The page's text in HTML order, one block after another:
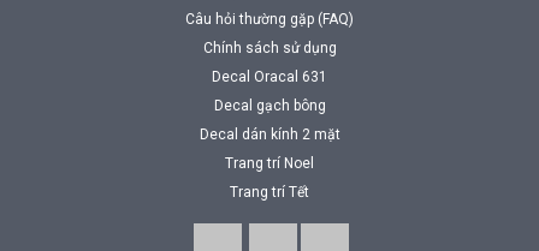
Câu hỏi thường gặp (FAQ)
Chính sách sử dụng
Decal Oracal 631
Decal gạch bông
Decal dán kính 2 mặt
Trang trí Noel
Trang trí Tết